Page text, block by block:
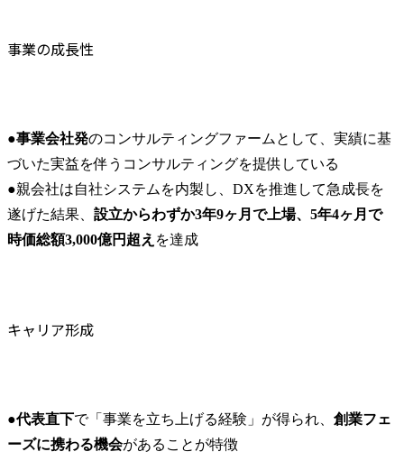
事業の成長性
●事業会社発のコンサルティングファームとして、実績に基
づいた実益を伴うコンサルティングを提供している
●親会社は自社システムを内製し、DXを推進して急成長を
遂げた結果、 設立からわずか3年9ヶ月で上場、5年4ヶ月で
時価総額3,000億円超え を達成
キャリア形成
●代表直下で「事業を立ち上げる経験」が得られ、 創業フェ
ーズに携わる機会があることが特徴